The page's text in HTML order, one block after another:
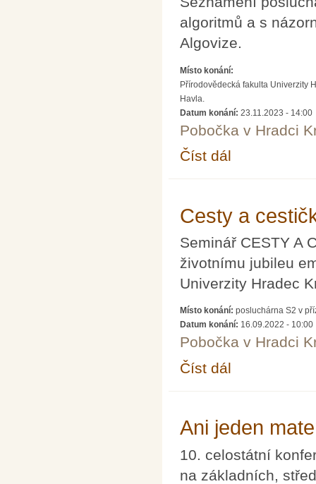
algoritmů a s
Algovize.
Místo konání:
Přírodovědecká fakulta Univerzity
Havla.
Datum konání: 23.11.2023 - 14:00
Pobočka v Hradci
Číst dál
Cesty a
Seminář CESTY A
životnímu jubileu
Univerzity Hradec
Místo konání: posluchárna S2 v
Datum konání: 16.09.2022 - 10:00
Pobočka v Hradci
Číst dál
Ani jeden
10. celostátní
na základních,